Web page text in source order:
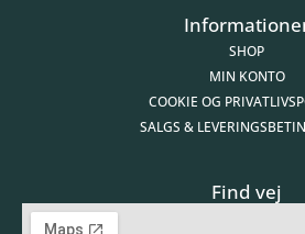
SHOP
MIN KONTO
COOKIE OG
SALGS &
Find vej